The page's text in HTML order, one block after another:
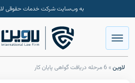
به وب‌سایت شرکت خدمات حقوقی لاوین خوش آمدید